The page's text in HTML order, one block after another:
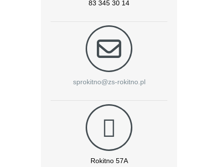
83 345 30 14
sprokitno@zs-rokitno.pl
Rokitno 57A